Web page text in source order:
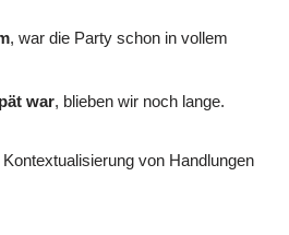
, war die Party schon in vollem
war, blieben wir noch lange.
von Handlungen